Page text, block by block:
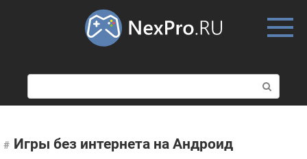
о
и
к
:
Игры без интернета на Андроид